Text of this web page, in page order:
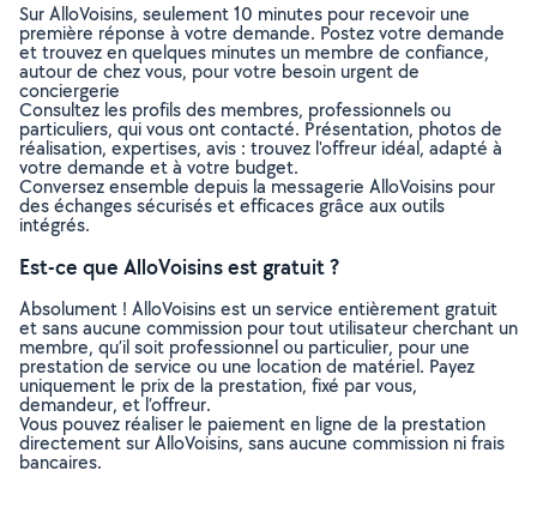
Sur AlloVoisins, seulement 10 minutes pour recevoir une
première réponse à votre demande. Postez votre demande
et trouvez en quelques minutes un membre de confiance,
autour de chez vous, pour votre besoin urgent de
conciergerie
Consultez les profils des membres, professionnels ou
particuliers, qui vous ont contacté. Présentation, photos de
réalisation, expertises, avis : trouvez l'offreur idéal, adapté à
votre demande et à votre budget.
Conversez ensemble depuis la messagerie AlloVoisins pour
des échanges sécurisés et efficaces grâce aux outils
intégrés.
Est-ce que AlloVoisins est gratuit ?
Absolument ! AlloVoisins est un service entièrement gratuit
et sans aucune commission pour tout utilisateur cherchant un
membre, qu’il soit professionnel ou particulier, pour une
prestation de service ou une location de matériel. Payez
uniquement le prix de la prestation, fixé par vous,
demandeur, et l’offreur.
Vous pouvez réaliser le paiement en ligne de la prestation
directement sur AlloVoisins, sans aucune commission ni frais
bancaires.